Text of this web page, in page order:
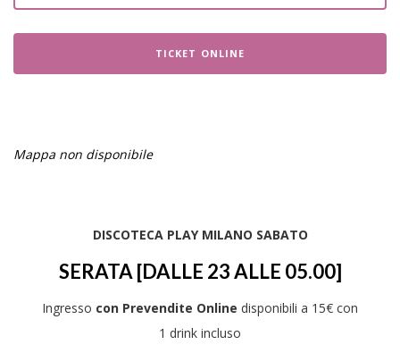
TICKET ONLINE
Mappa non disponibile
DISCOTECA PLAY MILANO SABATO
SERATA [DALLE 23 ALLE 05.00]
Ingresso con Prevendite Online disponibili a 15€ con
1 drink incluso